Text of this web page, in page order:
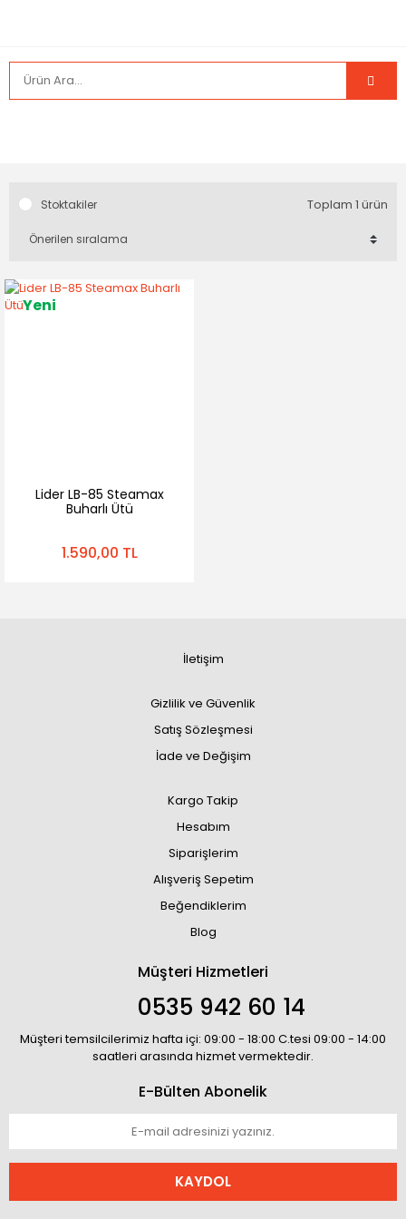
Stoktakiler Toplam 1 ürün
Yeni
Lider LB-85 Steamax
Buharlı Ütü
1.590,00 TL
İletişim
Gizlilik ve Güvenlik
Satış Sözleşmesi
İade ve Değişim
Kargo Takip
Hesabım
Siparişlerim
Alışveriş Sepetim
Beğendiklerim
Blog
Müşteri Hizmetleri
0535 942 60 14
Müşteri temsilcilerimiz hafta içi: 09:00 - 18:00 C.tesi 09:00 - 14:00
saatleri arasında hizmet vermektedir.
E-Bülten Abonelik
KAYDOL